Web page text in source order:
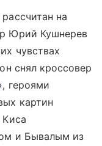
на
Юрий Кушнерев
чувствах
снял кроссовер
героями
картин
и Бывалым из